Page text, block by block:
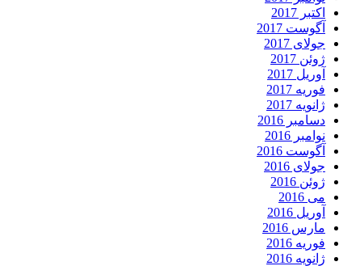
اکتبر 2017
آگوست 2017
جولای 2017
ژوئن 2017
آوریل 2017
فوریه 2017
ژانویه 2017
دسامبر 2016
نوامبر 2016
آگوست 2016
جولای 2016
ژوئن 2016
می 2016
آوریل 2016
مارس 2016
فوریه 2016
ژانویه 2016